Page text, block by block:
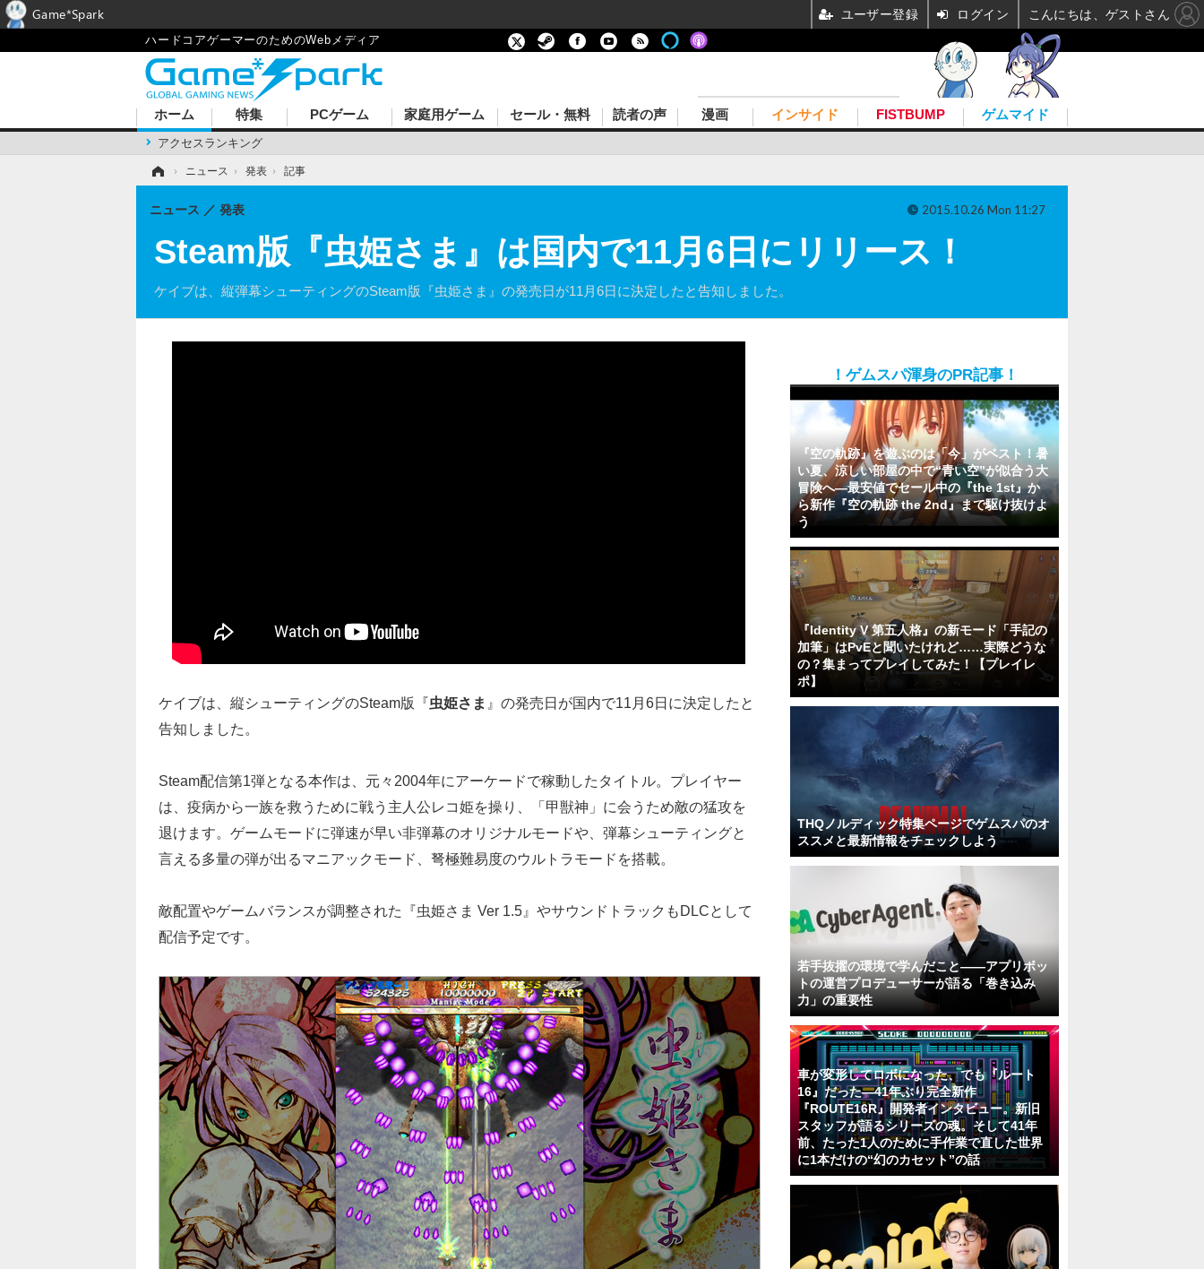
ハードコアゲーマーのためのWebメディア
ホーム
アクセスランキング
特集 PCゲーム 家庭用ゲーム セール・無料 読者の声 漫画 インサイド FISTBUMP ゲムマイド
› ニュース › 発表 › 記事
Steam版『虫姫さま』は国内で11月6日にリリース！
ケイブは、縦弾幕シューティングのSteam版『虫姫さま』の発売日が11月6日に決定したと告知しました。
ニュース 発表 2015.10.26 Mon 11:27
ケイブは、縦シューティングのSteam版『虫姫さま 』の発売日が国内で11月6日に決定したと
告知しました。
Steam配信第1弾となる本作は、元々2004年にアーケードで稼動したタイトル。プレイヤー
は、疫病から一族を救うために戦う主人公レコ姫を操り、「甲獣神」に会うため敵の猛攻を
退けます。ゲームモードに弾速が早い非弾幕のオリジナルモードや、弾幕シューティングと
言える多量の弾が出るマニアックモード、弩極難易度のウルトラモードを搭載。
敵配置やゲームバランスが調整された『虫姫さま Ver 1.5』やサウンドトラックもDLCとして
配信予定です。
！ゲムスパ渾身のPR記事！
『空の軌跡』を遊ぶのは「今」がベスト！暑
い夏、涼しい部屋の中で“青い空”が似合う大
冒険へ―最安値でセール中の『the 1st』か
ら新作『空の軌跡 the 2nd』まで駆け抜けよ
う
『Identity V 第五人格』の新モード「手記の
加筆」はPvEと聞いたけれど……実際どうな
の？集まってプレイしてみた！【プレイレ
ポ】
THQノルディック特集ページでゲムスパのオ
ススメと最新情報をチェックしよう
若手抜擢の環境で学んだこと――アプリボッ
トの運営プロデューサーが語る「巻き込み
力」の重要性
車が変形してロボになった、でも『ルート
16』だった―41年ぶり完全新作
『ROUTE16R』開発者インタビュー。新旧
スタッフが語るシリーズの魂。そして41年
前、たった1人のために手作業で直した世界
に1本だけの“幻のカセット”の話
Game*Spark ユーザー登録 ログイン こんにちは、ゲストさん